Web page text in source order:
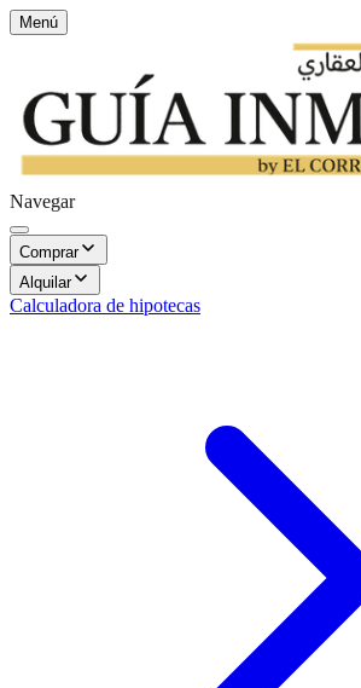
Menú
Navegar
Comprar
Alquilar
Calculadora de hipotecas